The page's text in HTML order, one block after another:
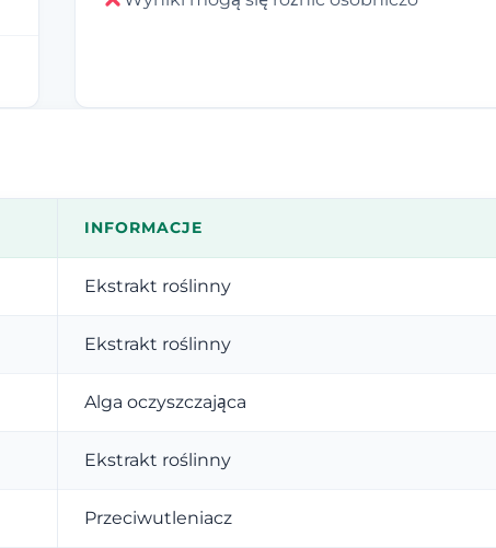
INFORMACJE
Ekstrakt roślinny
Ekstrakt roślinny
Alga oczyszczająca
Ekstrakt roślinny
Przeciwutleniacz